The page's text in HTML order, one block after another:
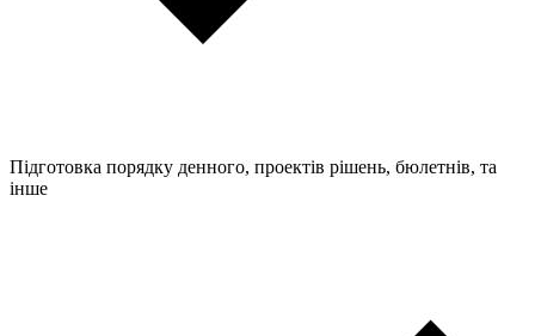
Підготовка порядку денного, проектів рішень, бюлетнів, та
інше